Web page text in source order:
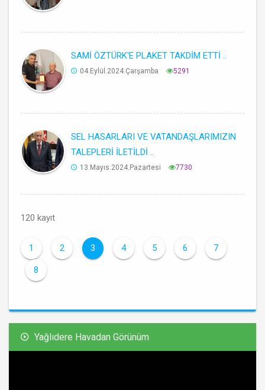
SAMİ ÖZTÜRK'E PLAKET TAKDİM ETTİ ..
04.Eylül.2024.Çarşamba 5291
SEL HASARLARI VE VATANDAŞLARIMIZIN
TALEPLERİ İLETİLDİ ..
13.Mayıs.2024.Pazartesi 7730
120 kayıt
1 2 3 4 5 6 7
8
Yağlıdere Havadan Görünüm